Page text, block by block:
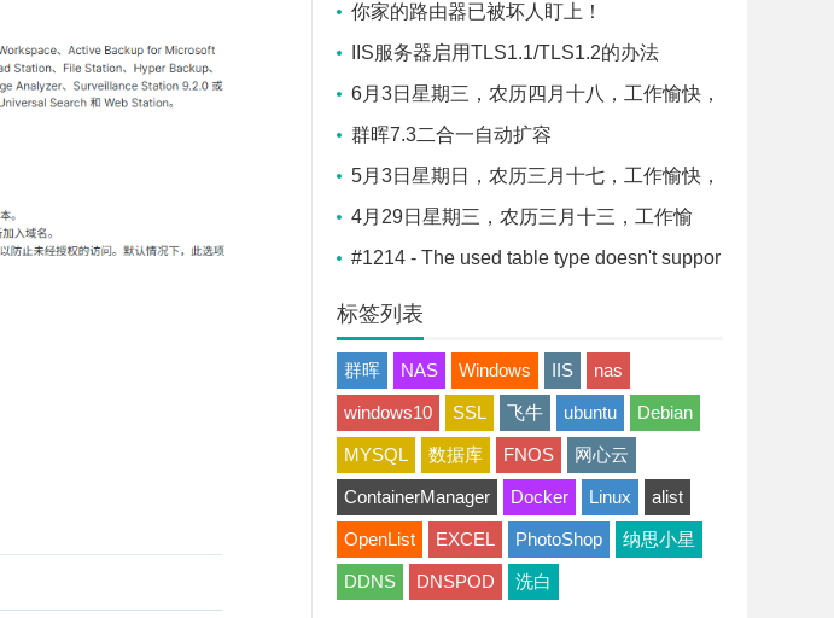
mox VE）在内所有KVM平台，一个虚拟机就
能搞崩整台物理服务器！
你家的路由器已被坏人盯上！
IIS服务器启用TLS1.1/TLS1.2的办法
6月3日星期三，农历四月十八，工作愉快，
平安喜乐
群晖7.3二合一自动扩容
5月3日星期日，农历三月十七，工作愉快，
平安喜乐
4月29日星期三，农历三月十三，工作愉
快，平安喜乐
#1214 - The used table type doesn't suppor
t FULLTEXT indexes解决办法
标签列表
群晖 NAS Windows IIS nas
windows10 SSL 飞牛 ubuntu Debian
MYSQL 数据库 FNOS 网心云
ContainerManager Docker Linux alist
OpenList EXCEL PhotoShop 纳思小星
DDNS DNSPOD 洗白